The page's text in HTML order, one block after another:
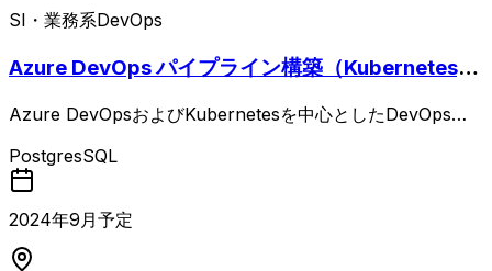
SI・業務系DevOps
Azure DevOps パイプライン構築（Kubernetes,D
Azure DevOpsおよびKubernetesを中心としたDevOps／
係部署との調整、スケジュール管理、会議ファシリテーショ
ンを行いながら、タスク・進捗・課題・リスク管理を推進し
ます。 Kubernetes基盤の運用支援やAzure DevOpsを用い
たCI/CD運用支援、システム監視、障害対応、エスカレーシ
ョン管理を担当し、運用改善や自動化推進、運用ドキュメン
PostgresSQL
2024年9 月予定